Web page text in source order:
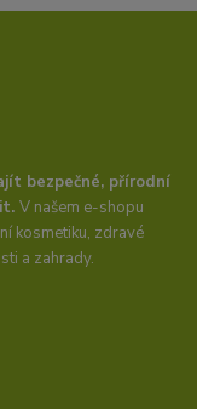
bezpečné, přírodní
V našem e-shopu
kosmetiku, zdravé
a zahrady.